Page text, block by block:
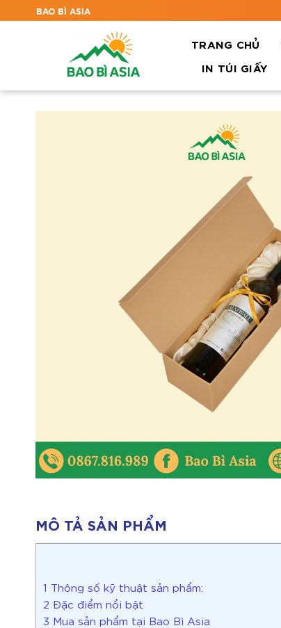
BAO BÌ ASIA
TRANG CHỦ
IN TÚI GIẤY
MÔ TẢ SẢN PHẨM
1 Thông số kỹ thuật sản phẩm:
2 Đặc điểm nổi bật
3 Mua sản phẩm tại Bao Bì Asia